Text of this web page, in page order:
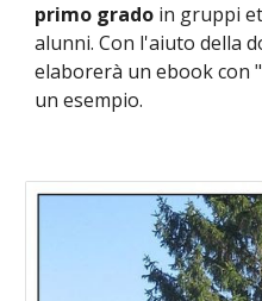
primo grado in gruppi
alunni. Con l'aiuto della
elaborerà un ebook con
un esempio.